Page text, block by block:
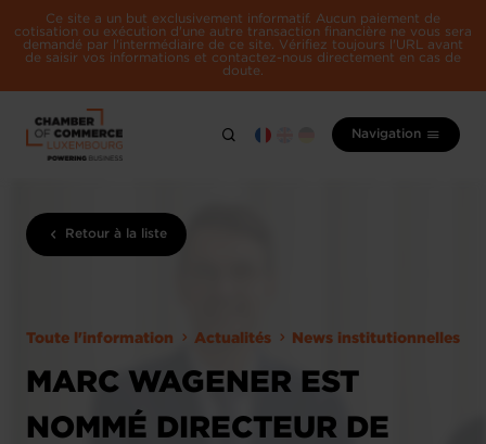
Ce site a un but exclusivement informatif. Aucun paiement de
cotisation ou exécution d'une autre transaction financière ne vous sera
demandé par l'intermédiaire de ce site. Vérifiez toujours l'URL avant
de saisir vos informations et contactez-nous directement en cas de
doute.
Navigation
Retour à la liste
Toute l'information Actualités News institutionnelles
MARC WAGENER EST
NOMMÉ DIRECTEUR DE